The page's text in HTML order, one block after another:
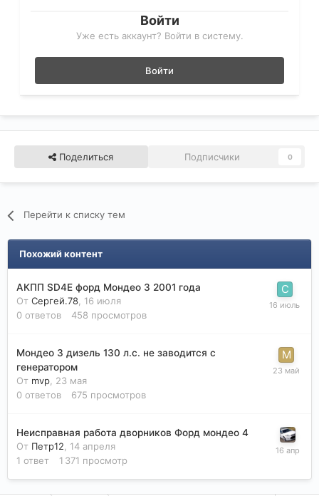
Войти
Уже есть аккаунт? Войти в систему.
Войти
Поделиться Подписчики 0
Перейти к списку тем
Похожий контент
АКПП SD4E форд Мондео 3 2001 года
От Сергей.78 16 июля
0 ответов 458 просмотров
Мондео 3 дизель 130 л.с. не заводится с
генератором
От mvp 23 мая
0 ответов 675 просмотров
Неисправная работа дворников Форд мондео 4
От Петр12
14 апреля
1 ответ 1 371 просмотр